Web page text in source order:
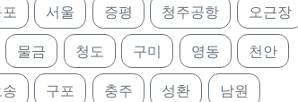
서울 증평 청주공항 오근장
물금 청도 구미 영동 천안
구포 충주 성환 남원